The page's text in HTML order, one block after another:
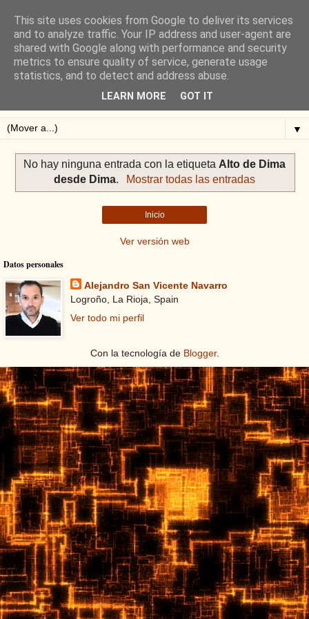
Blog de Alejandro San
Vicente
Blog sobre ciclismo: perfiles y altimetrías.
▼
No hay ninguna entrada con la etiqueta Alto de Dima
desde Dima. Mostrar todas las entradas
Inicio
Ver versión web
Datos personales
Alejandro San Vicente Navarro
Logroño, La Rioja, Spain
Ver todo mi perfil
Con la tecnología de Blogger.
This site uses cookies from Google to deliver its services
and to analyze traffic. Your IP address and user-agent are
shared with Google along with performance and security
metrics to ensure quality of service, generate usage
statistics, and to detect and address abuse.
LEARN MORE GOT IT